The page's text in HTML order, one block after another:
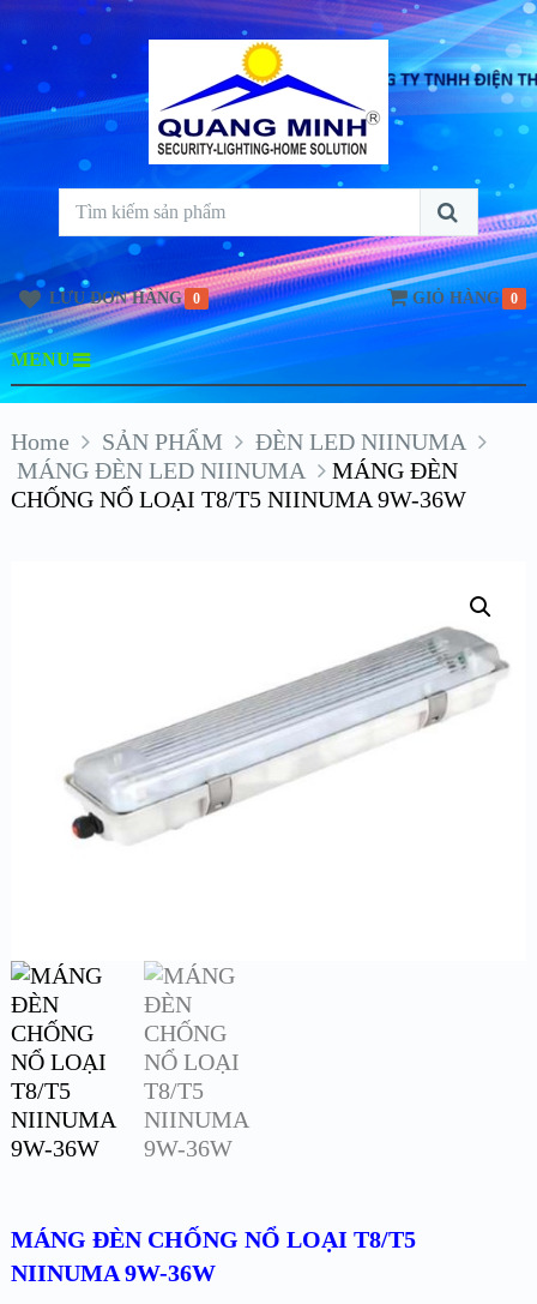
LƯU ĐƠN HÀNG 0 GIỎ HÀNG 0
MENU
Home SẢN PHẨM
ĐÈN LED NIINUMA
MÁNG ĐÈN LED NIINUMA
MÁNG ĐÈN
CHỐNG NỔ LOẠI T8/T5 NIINUMA 9W-36W
MÁNG ĐÈN CHỐNG NỔ LOẠI T8/T5
NIINUMA 9W-36W